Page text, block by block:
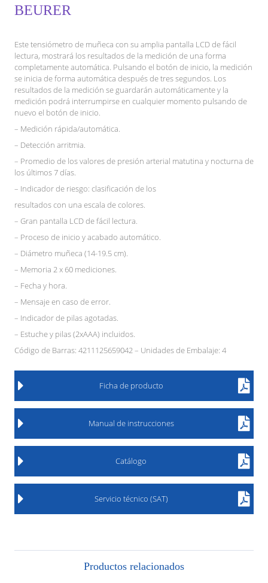
BEURER
Este tensiómetro de muñeca con su amplia pantalla LCD de fácil
lectura, mostrará los resultados de la medición de una forma
completamente automática. Pulsando el botón de inicio, la medición
se inicia de forma automática después de tres segundos. Los
resultados de la medición se guardarán automáticamente y la
medición podrá interrumpirse en cualquier momento pulsando de
nuevo el botón de inicio.
– Medición rápida/automática.
– Detección arritmia.
– Promedio de los valores de presión arterial matutina y nocturna de
los últimos 7 días.
– Indicador de riesgo: clasificación de los
resultados con una escala de colores.
– Gran pantalla LCD de fácil lectura.
– Proceso de inicio y acabado automático.
– Diámetro muñeca (14-19.5 cm).
– Memoria 2 x 60 mediciones.
– Fecha y hora.
– Mensaje en caso de error.
– Indicador de pilas agotadas.
– Estuche y pilas (2xAAA) incluidos.
Código de Barras: 4211125659042 – Unidades de Embalaje: 4
Ficha de producto
Manual de instrucciones
Catálogo
Servicio técnico (SAT)
Productos relacionados